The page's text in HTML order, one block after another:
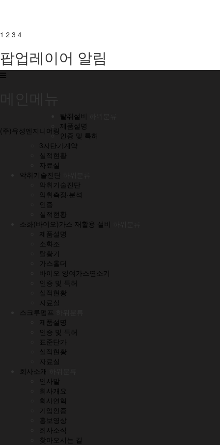
1 2 3 4
팝업레이어 알림
(주)유성엔지니어링
탈취설비
제품설명
인증 및 특허
3자단가계약
실적현황
자료실
악취기술진단
악취기술진단
악취측정·분석
인증
실적현황
소화(바이오)가스 재활용 설비
제품설명
소화조
탈황기
가스홀더
바이오 잉여가스연소기
인증 및 특허
실적현황
자료실
스크루펌프
제품설명
인증 및 특허
표준단가
실적현황
자료실
회사소개
인사말
회사개요
회사연혁
기업인증
홍보영상
회사소식
찾아오시는 길